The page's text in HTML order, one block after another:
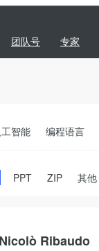
团队号 专家
智能 编程语言
PPT ZIP 其他
Ribaudo